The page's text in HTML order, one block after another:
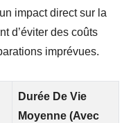
impact direct sur la
d’éviter des coûts
imprévues.
Durée De Vie
Moyenne (avec